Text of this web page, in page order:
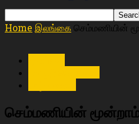
Home இலங்கைசெம்மணியின்
செம்மணியின்